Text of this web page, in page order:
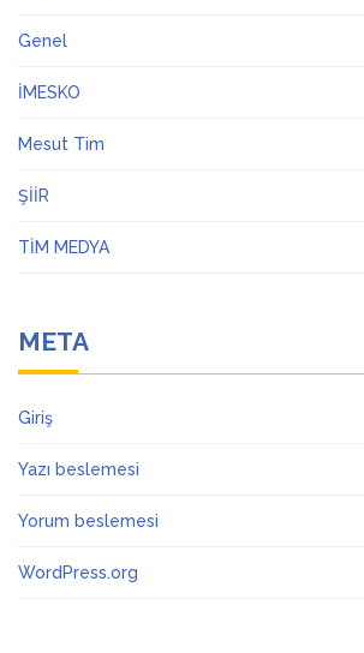
Genel
İMESKO
Mesut Tim
ŞİİR
TİM MEDYA
META
Giriş
Yazı beslemesi
Yorum beslemesi
WordPress.org